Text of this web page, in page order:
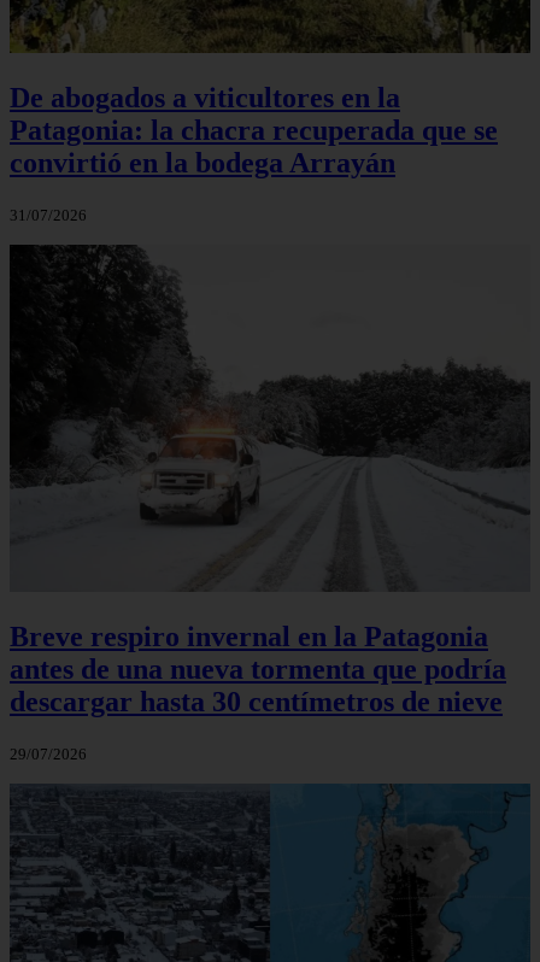
De abogados a viticultores en la
Patagonia: la chacra recuperada que se
convirtió en la bodega Arrayán
31/07/2026
Breve respiro invernal en la Patagonia
antes de una nueva tormenta que podría
descargar hasta 30 centímetros de nieve
29/07/2026